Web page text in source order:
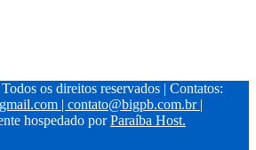
os direitos reservados | Contatos:
| contato@bigpb.com.br |
hospedado porParaíba Host.